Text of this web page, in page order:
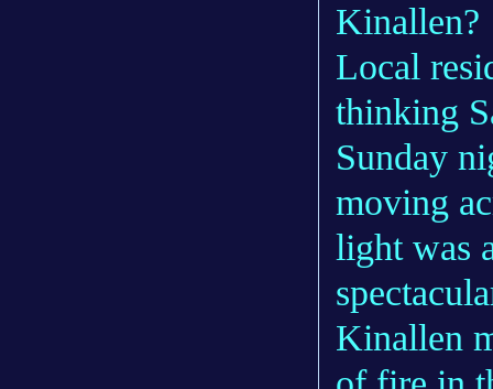
Kinallen?
Local
thinking
Sunday
moving
light was
Kinallen